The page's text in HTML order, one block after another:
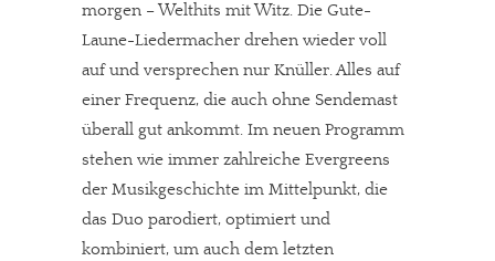
morgen – Welthits mit Witz. Die Gute-
Laune-Liedermacher drehen wieder voll
auf und versprechen nur Knüller. Alles auf
einer Frequenz, die auch ohne Sendemast
überall gut ankommt. Im neuen Programm
stehen wie immer zahlreiche Evergreens
der Musikgeschichte im Mittelpunkt, die
das Duo parodiert, optimiert und
kombiniert, um auch dem letzten